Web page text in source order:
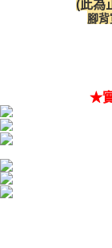
５．嚴禁一人註冊多
恩沛科技股份有限公
國家/地區配送(限
(此為
腳
★